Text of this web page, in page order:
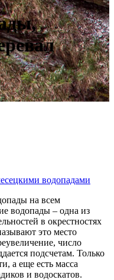
водопадами
на всем
водопады – одна из
в окрестностях
это место
число
подсчетам. Только
а еще есть масса
и водоскатов.